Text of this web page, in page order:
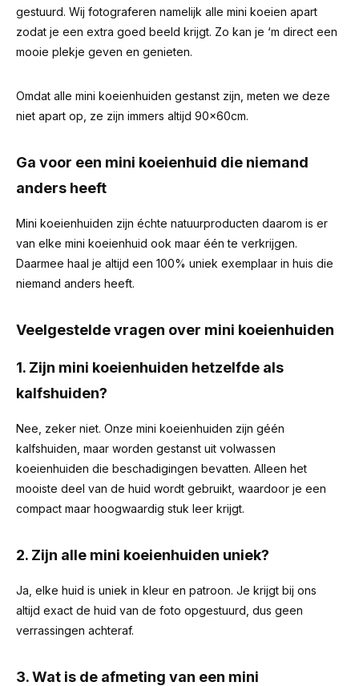
gestuurd. Wij fotograferen namelijk alle mini koeien apart
zodat je een extra goed beeld krijgt. Zo kan je ‘m direct een
mooie plekje geven en genieten.
Omdat alle mini koeienhuiden gestanst zijn, meten we deze
niet apart op, ze zijn immers altijd 90x60cm.
Ga voor een mini koeienhuid die niemand
anders heeft
Mini koeienhuiden zijn échte natuurproducten daarom is er
van elke mini koeienhuid ook maar één te verkrijgen.
Daarmee haal je altijd een 100% uniek exemplaar in huis die
niemand anders heeft.
Veelgestelde vragen over mini koeienhuiden
1. Zijn mini koeienhuiden hetzelfde als
kalfshuiden?
Nee, zeker niet. Onze mini koeienhuiden zijn géén
kalfshuiden, maar worden gestanst uit volwassen
koeienhuiden die beschadigingen bevatten. Alleen het
mooiste deel van de huid wordt gebruikt, waardoor je een
compact maar hoogwaardig stuk leer krijgt.
2. Zijn alle mini koeienhuiden uniek?
Ja, elke huid is uniek in kleur en patroon. Je krijgt bij ons
altijd exact de huid van de foto opgestuurd, dus geen
verrassingen achteraf.
3. Wat is de afmeting van een mini